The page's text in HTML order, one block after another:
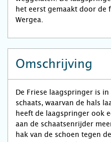
het eerst gemaakt door de
Wergea.
Omschrijving
De Friese laagspringer is
schaats, waarvan de hals
heeft de laagspringer ook
aan de schaatsenrijder
hak van de schoen tegen